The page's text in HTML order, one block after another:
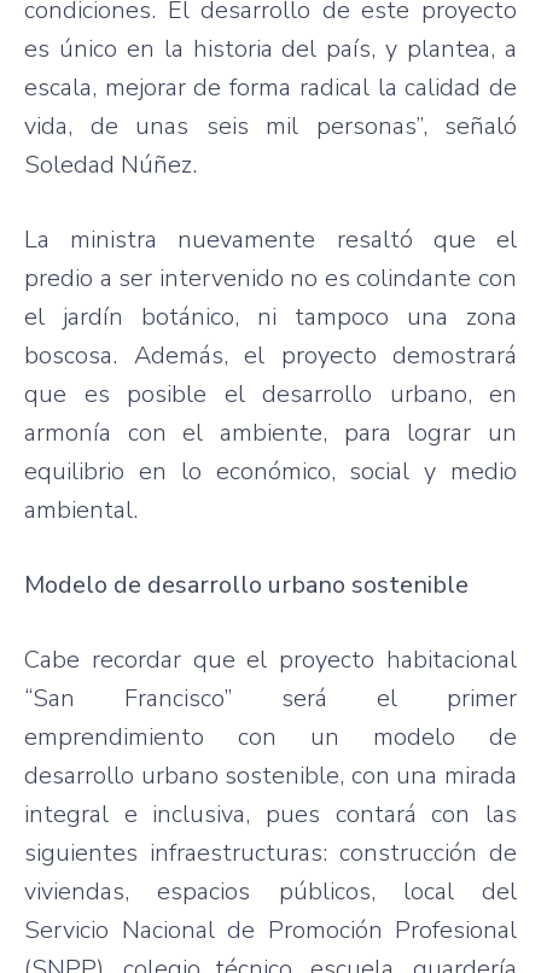
condiciones. El desarrollo de este proyecto
es único en la historia del país, y plantea, a
escala, mejorar de forma radical la calidad de
vida, de unas seis mil personas”, señaló
Soledad Núñez.
La ministra nuevamente resaltó que el
predio a ser intervenido no es colindante con
el jardín botánico, ni tampoco una zona
boscosa. Además, el proyecto demostrará
que es posible el desarrollo urbano, en
armonía con el ambiente, para lograr un
equilibrio en lo económico, social y medio
ambiental.
Modelo de desarrollo urbano sostenible
Cabe recordar que el proyecto habitacional
“San Francisco” será el primer
emprendimiento con un modelo de
desarrollo urbano sostenible, con una mirada
integral e inclusiva, pues contará con las
siguientes infraestructuras: construcción de
viviendas, espacios públicos, local del
Servicio Nacional de Promoción Profesional